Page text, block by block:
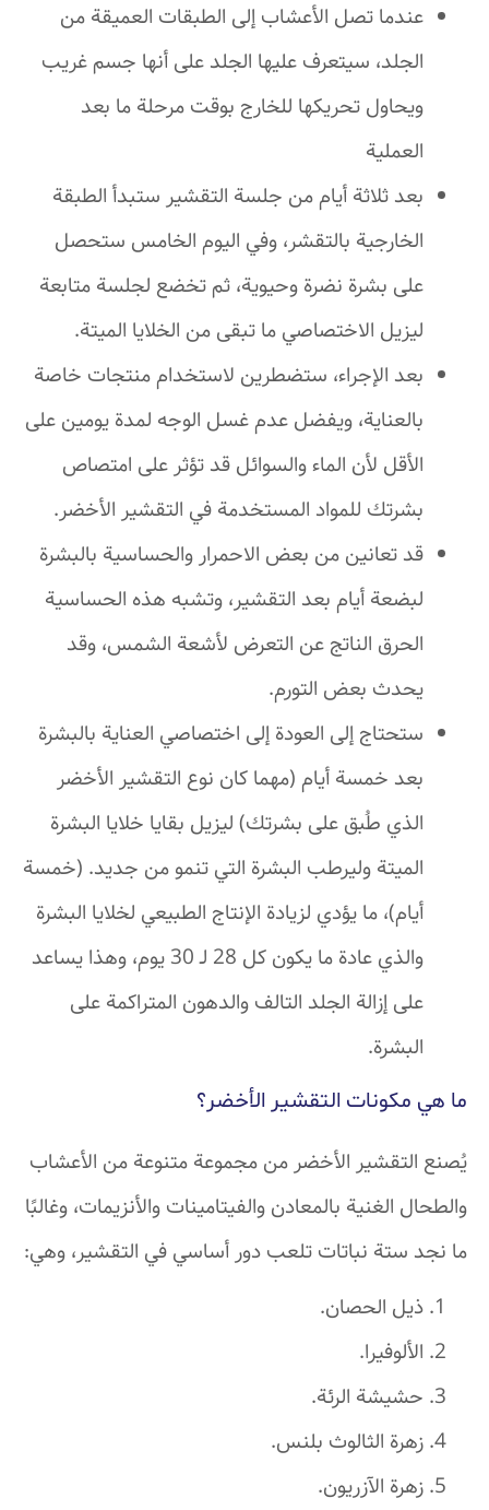
عندما تصل الأعشاب إلى الطبقات العميقة من
الجلد، سيتعرف عليها الجلد على أنها جسم غريب
ويحاول تحريكها للخارج بوقت مرحلة ما بعد
العملية
بعد ثلاثة أيام من جلسة التقشير ستبدأ الطبقة
الخارجية بالتقشر، وفي اليوم الخامس ستحصل
على بشرة نضرة وحيوية، ثم تخضع لجلسة متابعة
ليزيل الاختصاصي ما تبقى من الخلايا الميتة.
بعد الإجراء، ستضطرين لاستخدام منتجات خاصة
بالعناية، ويفضل عدم غسل الوجه لمدة يومين على
الأقل لأن الماء والسوائل قد تؤثر على امتصاص
بشرتك للمواد المستخدمة في التقشير الأخضر.
قد تعانين من بعض الاحمرار والحساسية بالبشرة
لبضعة أيام بعد التقشير، وتشبه هذه الحساسية
الحرق الناتج عن التعرض لأشعة الشمس، وقد
يحدث بعض التورم.
ستحتاج إلى العودة إلى اختصاصي العناية بالبشرة
بعد خمسة أيام (مهما كان نوع التقشير الأخضر
الذي طُبق على بشرتك) ليزيل بقايا خلايا البشرة
الميتة وليرطب البشرة التي تنمو من جديد. (خمسة
أيام)، ما يؤدي لزيادة الإنتاج الطبيعي لخلايا البشرة
والذي عادة ما يكون كل 28 لـ 30 يوم، وهذا يساعد
على إزالة الجلد التالف والدهون المتراكمة على
البشرة.
ما هي مكونات التقشير الأخضر؟
يُصنع التقشير الأخضر من مجموعة متنوعة من الأعشاب
والطحال الغنية بالمعادن والفيتامينات والأنزيمات، وغالبًا
ما نجد ستة نباتات تلعب دور أساسي في التقشير، وهي:
ذيل الحصان.
الألوفيرا.
حشيشة الرئة.
زهرة الثالوث بلنس.
زهرة الآزريون.